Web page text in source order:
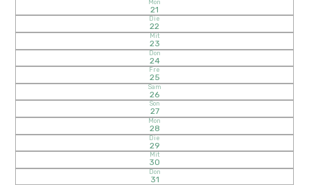
Mon
21
Die
22
Mit
23
Don
24
Fre
25
Sam
26
Son
27
Mon
28
Die
29
Mit
30
Don
31